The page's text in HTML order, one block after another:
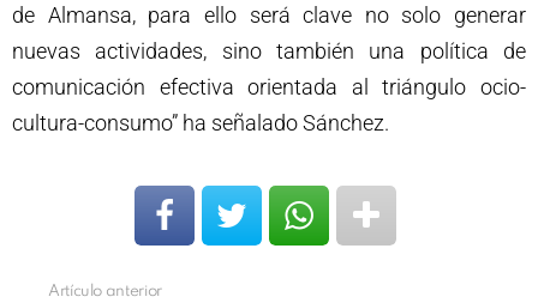
de Almansa, para ello será clave no solo generar
nuevas actividades, sino también una política de
comunicación efectiva orientada al triángulo ocio-
cultura-consumo” ha señalado Sánchez.
Artículo anterior